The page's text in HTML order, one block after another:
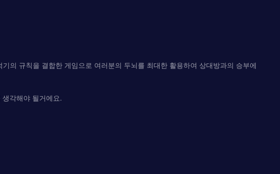
의 규칙을 결합한 게임으로 여러분의 두뇌를 최대한 활용하여 상대방과의 승부에
각해야 될거에요.